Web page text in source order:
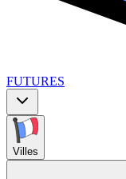
FUTURES
Villes